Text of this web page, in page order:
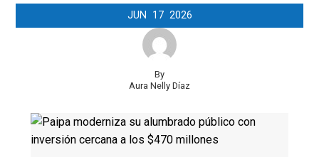
JUN 17 2026
By
Aura Nelly Díaz